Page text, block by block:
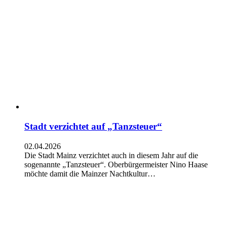
Stadt verzichtet auf „Tanzsteuer“
02.04.2026
Die Stadt Mainz verzichtet auch in diesem Jahr auf die
sogenannte „Tanzsteuer“. Oberbürgermeister Nino Haase
möchte damit die Mainzer Nachtkultur…